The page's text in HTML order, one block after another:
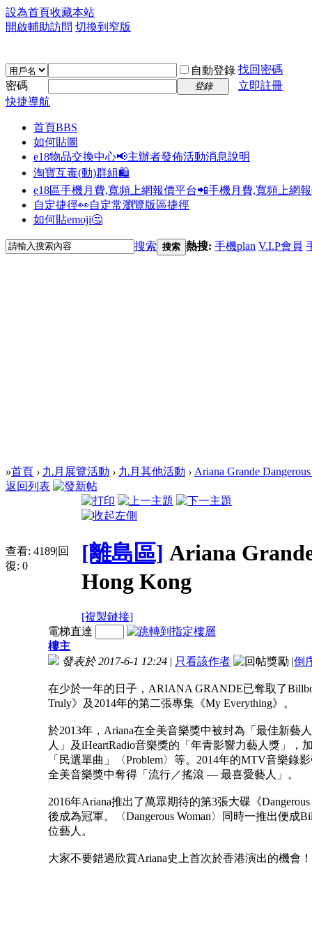
設為首頁收藏本站
開啟輔助訪問 切換到窄版
自動登錄 找回密碼
密碼
登錄
立即註冊
快捷導航
首頁BBS
如何貼圖
e18物品交換中心📢主辦者發佈活動消息說明
淘寶互毒(動)群組🛍️
e18區手機月費,寬頻上網報價平台📲手機月費,寬頻上網
自定捷徑👀自定常瀏覽版區捷徑
如何貼emoji🤔
搜索 搜索 熱搜: 手機plan V.I.P會員
»首頁 › 九月展覽活動 › 九月其他活動 › Ariana Grande
返回列表
查看: 4189|回
復: 0
[離島區] Ariana
Hong Kong
[複製鏈接]
電梯直達
樓主
發表於 2017-6-1 12:24 | 只看該作者 |倒
在少於一年的日子，ARIANA GRANDE已奪取了
Truly》及2014年的第二張專集《My Everything》。
於2013年，Ariana在全美音樂獎中被封為「最佳新藝
人」及iHeartRadio音樂獎的「年青影響力藝人獎」
「民選單曲」〈Problem〉等。2014年的MTV音樂錄
全美音樂獎中奪得「流行／搖滾 — 最喜愛藝人」。
2016年Ariana推出了萬眾期待的第3張大碟《
後成為冠軍。〈Dangerous Woman〉同時一推出便
位藝人。
大家不要錯過欣賞Ariana史上首次於香港演出的機會！